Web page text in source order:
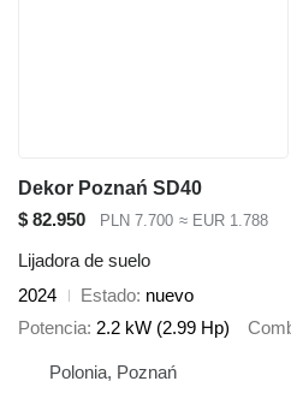
Dekor Poznań SD40
$ 82.950
PLN 7.700 ≈ EUR 1.788
Lijadora de suelo
2024
Estado nuevo
Potencia 2.2 kW (2.99 Hp)
Polonia, Poznań